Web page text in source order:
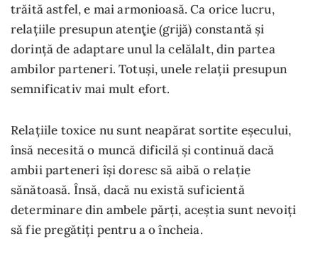
trăită astfel, e mai armonioasă. Ca orice lucru,
relațiile presupun atenţie (grijă) constantă și
dorință de adaptare unul la celălalt, din partea
ambilor parteneri. Totuși, unele relații presupun
semnificativ mai mult efort.
Relațiile toxice nu sunt neapărat sortite eșecului,
însă necesită o muncă dificilă și continuă dacă
ambii parteneri își doresc să aibă o relație
sănătoasă. Însă, dacă nu există suficientă
determinare din ambele părți, aceștia sunt nevoiți
să fie pregătiți pentru a o încheia.